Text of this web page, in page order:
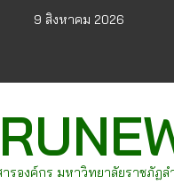
9 สิงหาคม 2026
รองค์กร มหาวิทยาลัยราชภัฏล